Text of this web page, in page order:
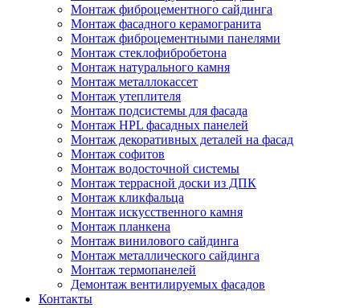
Монтаж фиброцементного сайдинга
Монтаж фасадного керамогранита
Монтаж фиброцементными панелями
Монтаж стеклофибробетона
Монтаж натурального камня
Монтаж металлокассет
Монтаж утеплителя
Монтаж подсистемы для фасада
Монтаж HPL фасадных панелей
Монтаж декоративных деталей на фасад
Монтаж софитов
Монтаж водосточной системы
Монтаж террасной доски из ДПК
Монтаж кликфальца
Монтаж искусственного камня
Монтаж планкена
Монтаж винилового сайдинга
Монтаж металлического сайдинга
Монтаж термопанелей
Демонтаж вентилируемых фасадов
Контакты